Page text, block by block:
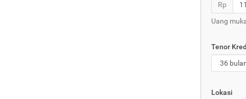
Rp
Uang
Tenor
Lokasi